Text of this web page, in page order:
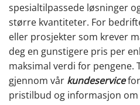
spesialtilpassede løsninger
større kvantiteter. For
eller prosjekter som krever
deg en gunstigere pris per
maksimal verdi for pengene.
gjennom vår kundeservice
pristilbud og informasjon